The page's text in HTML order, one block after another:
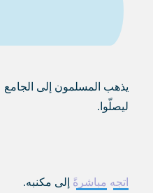
يذهب المسلمون إلى الجامع
ليصلّوا .
اتجه مباشرةً إلى مكنبه.